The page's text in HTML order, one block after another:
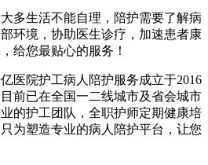
多生活不能自理，陪护需要了解病
环境，协助医生诊疗，加速患者康
给您最贴心的服务！
医院护工病人陪护服务成立于2016
前已在全国一二线城市及省会城市
的护工团队，全职护师定期健康培
为塑造专业的病人陪护平台，让您